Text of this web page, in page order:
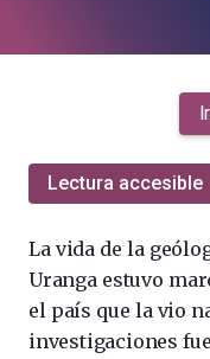
Lectura accesible
La vida de la
Uranga estuvo
el país que la vio
investigaciones